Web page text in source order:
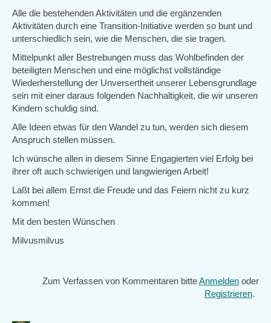
Alle die bestehenden Aktivitäten und die ergänzenden
Aktivitäten durch eine Transition-Initiative werden so bunt und
unterschiedlich sein, wie die Menschen, die sie tragen.
Mittelpunkt aller Bestrebungen muss das Wohlbefinden der
beteiligten Menschen und eine möglichst vollständige
Wiederherstellung der Unversertheit unserer Lebensgrundlage
sein mit einer daraus folgenden Nachhaltigkeit, die wir unseren
Kindern schuldig sind.
Alle Ideen etwas für den Wandel zu tun, werden sich diesem
Anspruch stellen müssen.
Ich wünsche allen in diesem Sinne Engagierten viel Erfolg bei
ihrer oft auch schwierigen und langwierigen Arbeit!
Laßt bei allem Ernst die Freude und das Feiern nicht zu kurz
kommen!
Mit den besten Wünschen
Milvusmilvus
Zum Verfassen von Kommentaren bitteAnmelden oder
Registrieren.